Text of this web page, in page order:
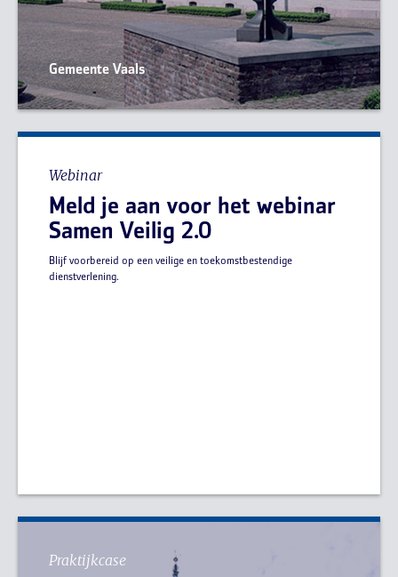
Gemeente Vaals
Webinar
Meld je aan voor het webinar
Samen Veilig 2.0
Blijf voorbereid op een veilige en toekomstbestendige
dienstverlening.
Praktijkcase